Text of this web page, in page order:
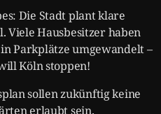
Die Stadt plant klare
Viele Hausbesitzer haben
Parkplätze umgewandelt –
Köln stoppen!
sollen zukünftig keine
erlaubt sein.